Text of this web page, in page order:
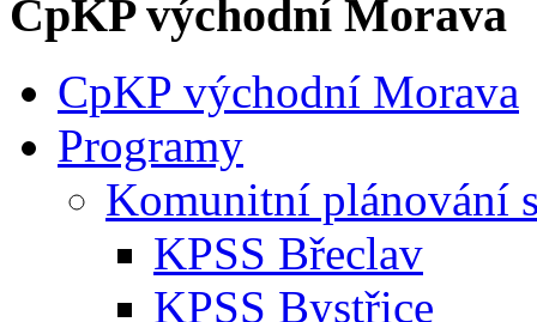
CpKP východní Morava
CpKP východní Morava
Programy
Komunitní plánování
KPSS Břeclav
KPSS Bystřice